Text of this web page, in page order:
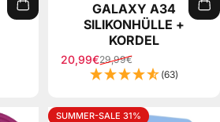
GALAXY A34
SILIKONHÜLLE +
KORDEL
Sale price
20,99€
Regular price
29,99€
(63)
SUMMER-SALE 31%